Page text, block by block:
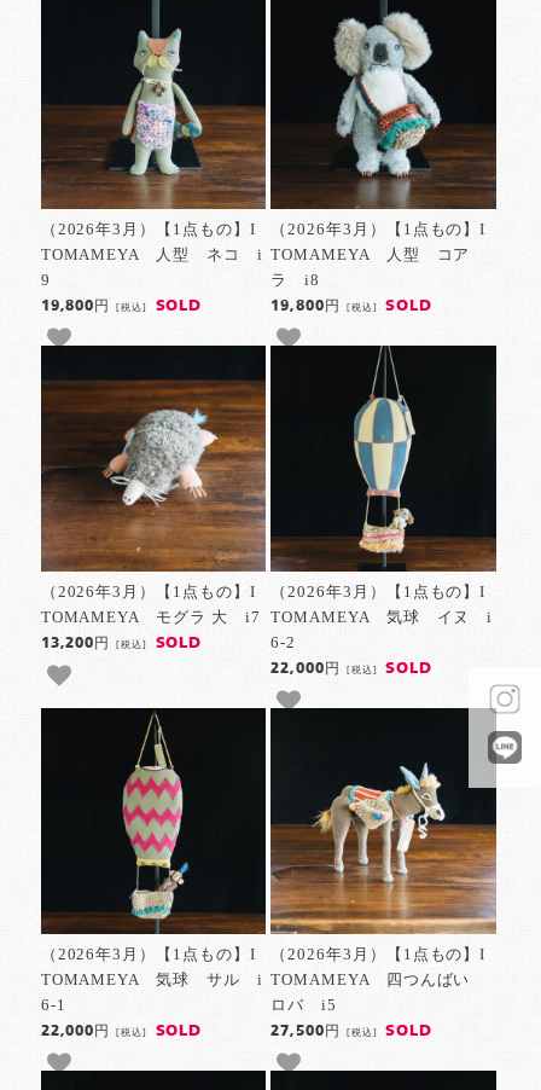
（2026年3月）【1点もの】I
TOMAMEYA 人型 ネコ i
9
19,800円[税込] SOLD
（2026年3月）【1点もの】I
TOMAMEYA 人型 コア
ラ i8
19,800円 [税込] SOLD
（2026年3月）【1点もの】I
TOMAMEYA モグラ 大 i7
13,200円[税込] SOLD
（2026年3月）【1点もの】I
TOMAMEYA 気球 イヌ i
6-2
22,000円 [税込] SOLD
（2026年3月）【1点もの】I
TOMAMEYA 気球 サル i
6-1
22,000円[税込] SOLD
（2026年3月）【1点もの】I
TOMAMEYA 四つんばい
ロバ i5
27,500円 [税込] SOLD